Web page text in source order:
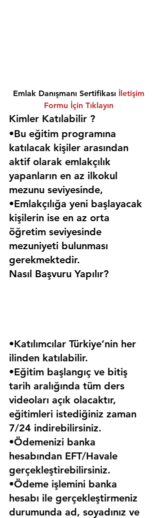
Emlak Danışmanı Sertifikası İletişim
Formu İçin Tıklayın
Kimler Katılabilir ?
•Bu eğitim programına
katılacak kişiler arasından
aktif olarak emlakçılık
yapanların en az ilkokul
mezunu seviyesinde,
•Emlakçılığa yeni başlayacak
kişilerin ise en az orta
öğretim seviyesinde
mezuniyeti bulunması
gerekmektedir.
Nasıl Başvuru Yapılır?
•Katılımcılar Türkiye’nin her
ilinden katılabilir.
•Eğitim başlangıç ve bitiş
tarih aralığında tüm ders
videoları açık olacaktır,
eğitimleri istediğiniz zaman
7/24 indirebilirsiniz.
•Ödemenizi banka
hesabından EFT/Havale
gerçekleştirebilirsiniz.
•Ödeme işlemini banka
hesabı ile gerçekleştirmeniz
durumunda ad, soyadınız ve